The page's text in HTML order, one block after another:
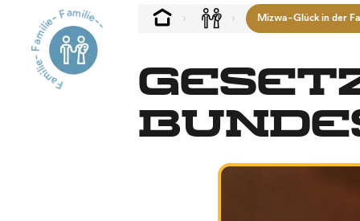
Familie- Familie- Familie-- Mizwa-Glück in der